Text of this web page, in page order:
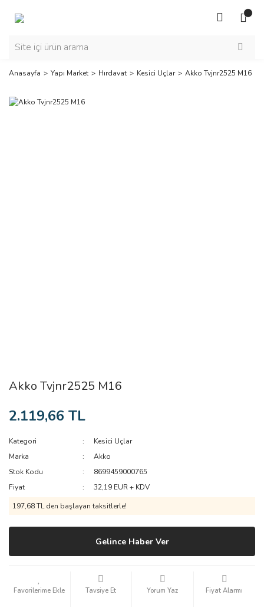
Anasayfa Yapı Market Hırdavat Kesici Uçlar Akko Tvjnr2525 M16
Akko Tvjnr2525 M16
2.119,66 TL
Kategori
Kesici Uçlar
Marka
Akko
Stok Kodu
8699459000765
Fiyat
32,19 EUR + KDV
197,68 TL den başlayan taksitlerle!
Gelince Haber Ver
Tavsiye Et Yorum Yaz Fiyat Alarmı